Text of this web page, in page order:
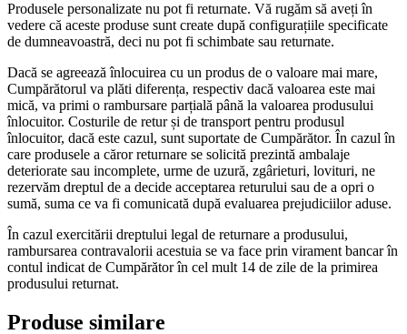
Produsele personalizate nu pot fi returnate. Vă rugăm să aveți în
vedere că aceste produse sunt create după configurațiile specificate
de dumneavoastră, deci nu pot fi schimbate sau returnate.
Dacă se agreează înlocuirea cu un produs de o valoare mai mare,
Cumpărătorul va plăti diferența, respectiv dacă valoarea este mai
mică, va primi o rambursare parțială până la valoarea produsului
înlocuitor. Costurile de retur și de transport pentru produsul
înlocuitor, dacă este cazul, sunt suportate de Cumpărător. În cazul în
care produsele a căror returnare se solicită prezintă ambalaje
deteriorate sau incomplete, urme de uzură, zgârieturi, lovituri, ne
rezervăm dreptul de a decide acceptarea returului sau de a opri o
sumă, suma ce va fi comunicată după evaluarea prejudiciilor aduse.
În cazul exercitării dreptului legal de returnare a produsului,
rambursarea contravalorii acestuia se va face prin virament bancar în
contul indicat de Cumpărător în cel mult 14 de zile de la primirea
produsului returnat.
Produse similare